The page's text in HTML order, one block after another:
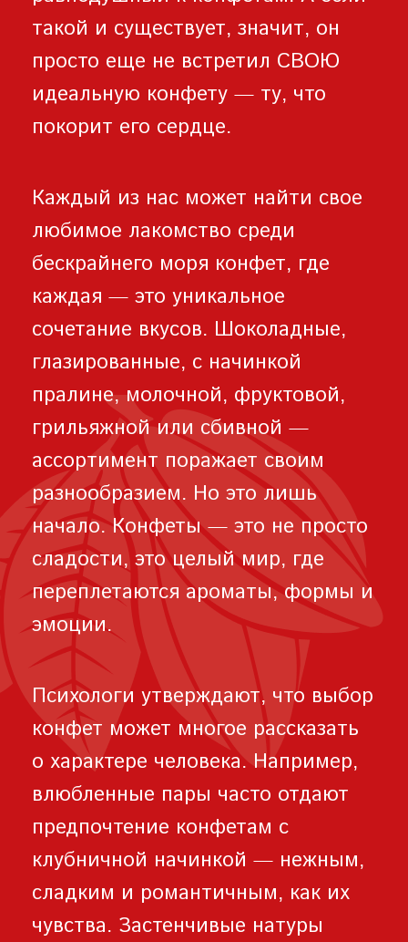
такой и существует, значит, он
просто еще не встретил СВОЮ
идеальную конфету — ту, что
покорит его сердце.
Каждый из нас может найти свое
любимое лакомство среди
бескрайнего моря конфет, где
каждая — это уникальное
сочетание вкусов. Шоколадные,
глазированные, с начинкой
пралине, молочной, фруктовой,
грильяжной или сбивной —
ассортимент поражает своим
разнообразием. Но это лишь
начало. Конфеты — это не просто
сладости, это целый мир, где
переплетаются ароматы, формы и
эмоции.
Психологи утверждают, что выбор
конфет может многое рассказать
о характере человека. Например,
влюбленные пары часто отдают
предпочтение конфетам с
клубничной начинкой — нежным,
сладким и романтичным, как их
чувства. Застенчивые натуры